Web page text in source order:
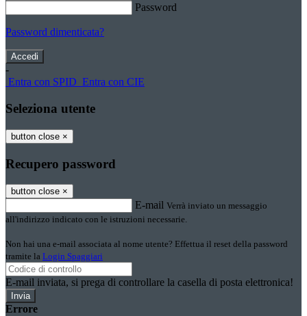
Password
Password dimenticata?
-
Entra con SPID Entra con CIE
Seleziona utente
button close ×
Recupero password
button close ×
E-mail Verrà inviato un messaggio
all'indirizzo indicato con le istruzioni necessarie.
Non hai una e-mail associata al nome utente? Effettua il reset della password
tramite la Login Spaggiari
E-mail inviata, si prega di controllare la casella di posta elettronica!
Errore